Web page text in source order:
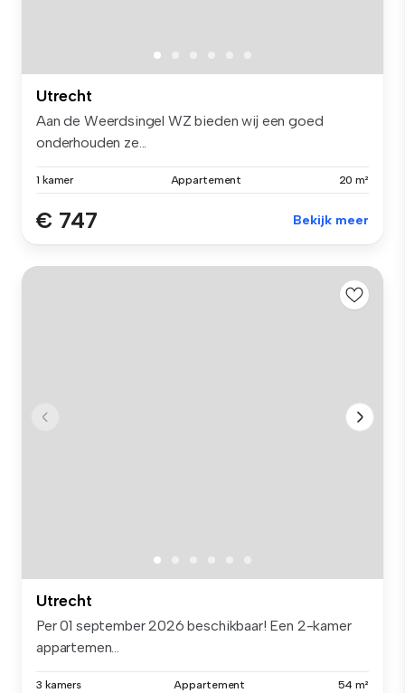
Utrecht
Aan de Weerdsingel WZ bieden wij een goed
onderhouden ze...
1 kamer Appartement 20 m²
€ 747 Bekijk meer
Utrecht
Per 01 september 2026 beschikbaar! Een 2-kamer
appartemen...
3 kamers Appartement 54 m²